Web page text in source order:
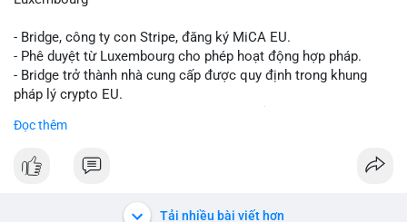
- Bridge, công ty con Stripe, đăng ký MiCA EU.
- Phê duyệt từ Luxembourg cho phép hoạt động hợp pháp.
- Bridge trở thành nhà cung cấp được quy định trong khung
pháp lý crypto EU.
#luxembourg
Đọc thêm
Tải nhiều bài viết hơn